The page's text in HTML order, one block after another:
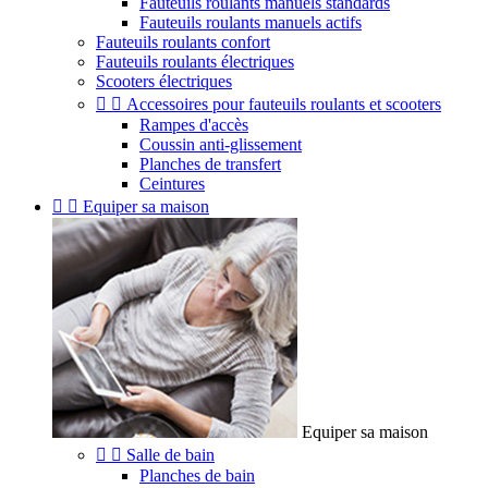
Fauteuils roulants manuels actifs
Fauteuils roulants confort
Fauteuils roulants électriques
Scooters électriques
  Accessoires pour fauteuils roulants et scooters
Rampes d'accès
Coussin anti-glissement
Planches de transfert
Ceintures
  Equiper sa maison
Equiper sa maison
  Salle de bain
Planches de bain